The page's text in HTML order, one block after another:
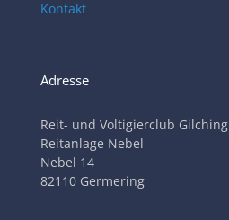
Kontakt
Adresse
Reit- und Voltigierclub Gilching
Reitanlage Nebel
Nebel 14
82110 Germering